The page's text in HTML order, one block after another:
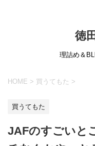
徳
理詰め＆
HOME > 買うてもた >
買うてもた
JAFのすごいと